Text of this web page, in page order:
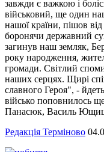
завжди є важкою і
військовий, ще один
нашої країни, пішов
боронячи державний
загинув наш земляк,
року народження,
громади. Світлий
наших серцях. Щирі
славного Героя", -
військо поповнилось
Панасюк, Василь
Редакція Терміново